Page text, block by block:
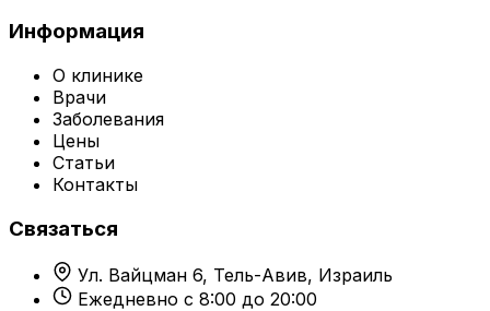
Информация
О клинике
Врачи
Заболевания
Цены
Статьи
Контакты
Связаться
Ул. Вайцман 6, Тель-Авив, Израиль
Ежедневно с 8:00 до 20:00